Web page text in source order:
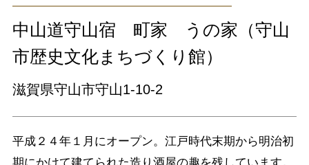
中山道守山宿 町家 うの家（守山
市歴史文化まちづくり館）
滋賀県守山市守山1-10-2
平成２４年１月にオープン。江戸時代末期から明治初